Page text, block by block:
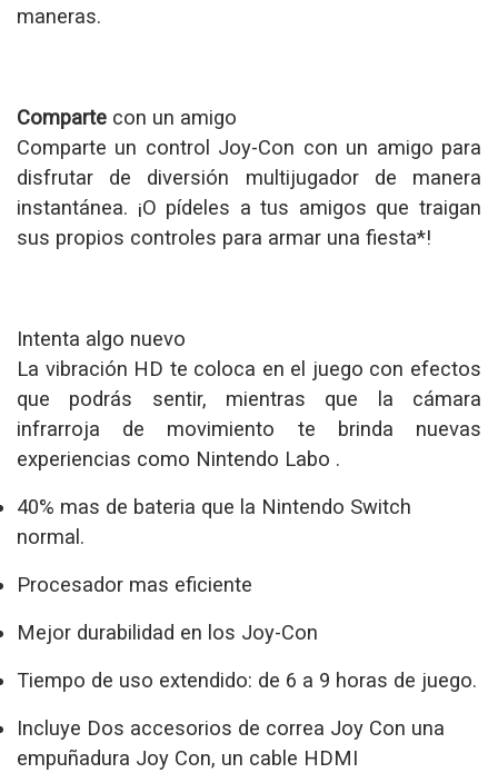
maneras.
Comparte con un amigo
Comparte un control Joy-Con con un amigo para
disfrutar de diversión multijugador de manera
instantánea. ¡O pídeles a tus amigos que traigan
sus propios controles para armar una fiesta*!
Intenta algo nuevo
La vibración HD te coloca en el juego con efectos
que podrás sentir, mientras que la cámara
infrarroja de movimiento te brinda nuevas
experiencias como Nintendo Labo .
40% mas de bateria que la Nintendo Switch
normal.
Procesador mas eficiente
Mejor durabilidad en los Joy-Con
Tiempo de uso extendido: de 6 a 9 horas de juego.
Incluye Dos accesorios de correa Joy Con una
empuñadura Joy Con, un cable HDMI